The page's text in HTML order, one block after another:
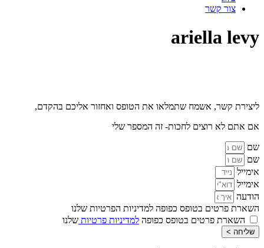
צור קשר
ariella levy
ליצירת קשר, אשמח שתמלאו את הטופס ואחזור אליכם בהקדם,
אם אתם לא רוצים לחכות- זה המספר שלי
שם
שם
אימייל
אימייל
הודעה
השארת פרטים בטופס כפופה למדיניות הפרטיות שלנו
השארת פרטים בטופס כפופה למדיניות פרטיות שלנו
שליחה >